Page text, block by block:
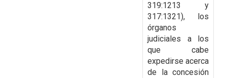
319:1213 y
317:1321), los
órganos
judiciales a los
que cabe
expedirse acerca
de la concesión